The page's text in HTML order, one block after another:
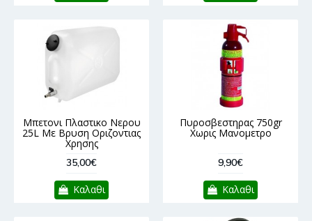
Μπετονι Πλαστικο Νερου
25L Με Βρυση Οριζοντιας
Χρησης
35,00€
Καλαθι
Πυροσβεστηρας 750gr
Χωρις Μανομετρο
9,90€
Καλαθι